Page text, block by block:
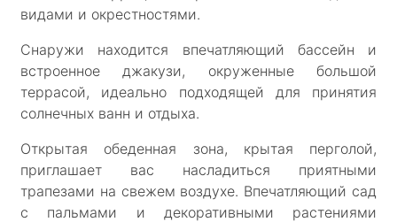
видами и окрестностями.
Снаружи находится впечатляющий бассейн и
встроенное джакузи, окруженные большой
террасой, идеально подходящей для принятия
солнечных ванн и отдыха.
Открытая обеденная зона, крытая перголой,
приглашает вас насладиться приятными
трапезами на свежем воздухе. Впечатляющий сад
с пальмами и декоративными растениями